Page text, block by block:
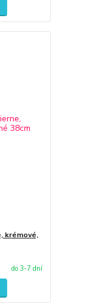
krémové,
do 3-7 dní